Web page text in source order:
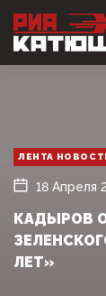
ЛЕНТА
18 Апреля
КАДЫРОВ
ЛЕТ»